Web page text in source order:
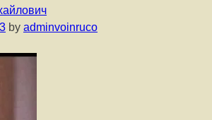
by adminvoinruco